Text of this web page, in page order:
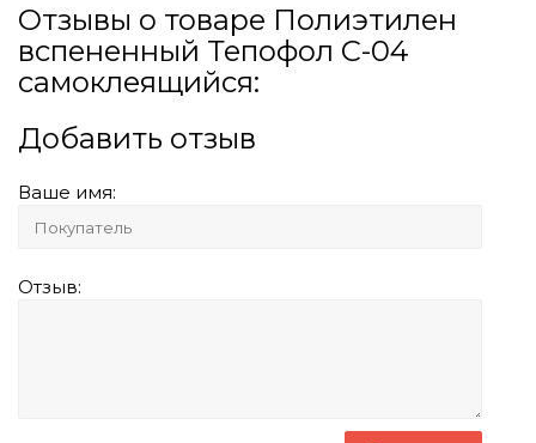
Отзывы о товаре Полиэтилен
вспененный Тепофол С-04
самоклеящийся:
Добавить отзыв
Ваше имя:
Отзыв: